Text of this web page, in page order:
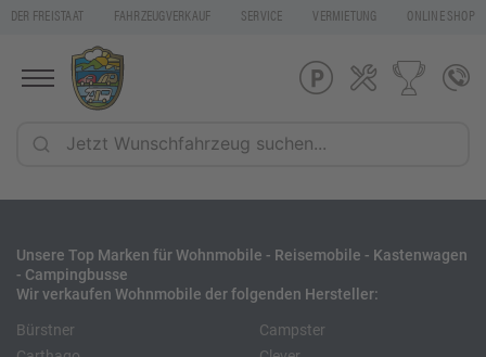
DER FREISTAAT FAHRZEUGVERKAUF SERVICE VERMIETUNG ONLINE SHOP
Unsere Top Marken für Wohnmobile - Reisemobile - Kastenwagen
- Campingbusse
Wir verkaufen Wohnmobile der folgenden Hersteller:
Bürstner
Campster